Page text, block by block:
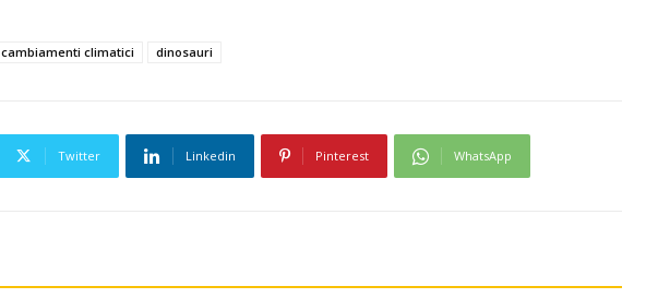
cambiamenti climatici dinosauri
Twitter Linkedin Pinterest WhatsApp